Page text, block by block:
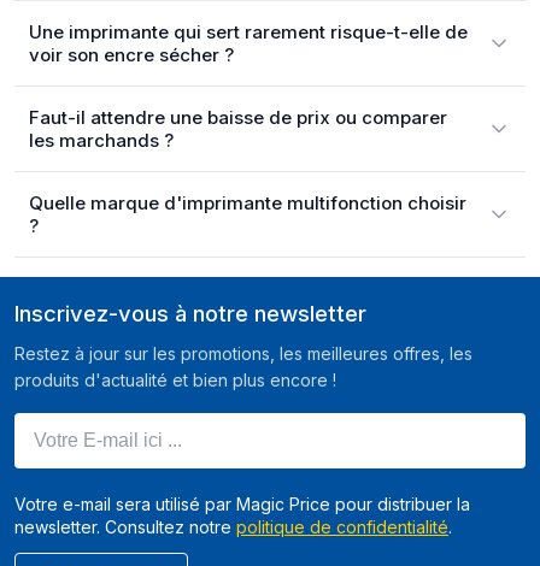
Une imprimante qui sert rarement risque-t-elle de
voir son encre sécher ?
Faut-il attendre une baisse de prix ou comparer
les marchands ?
Quelle marque d'imprimante multifonction choisir
?
Inscrivez-vous à notre newsletter
Restez à jour sur les promotions, les meilleures offres, les
produits d'actualité et bien plus encore !
Votre e-mail sera utilisé par Magic Price pour distribuer la
newsletter. Consultez notre politique de confidentialité.